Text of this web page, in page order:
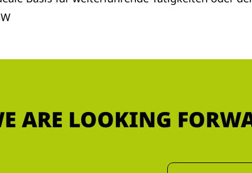
ARE LOOKING